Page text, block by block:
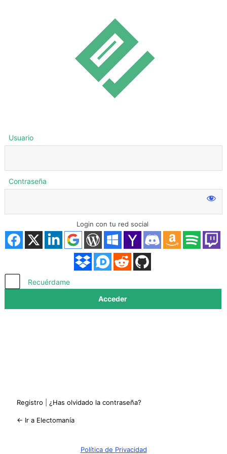
Acceder
Usuario
Contraseña
Login con tu red social
Recuérdame
Registro ¿Has olvidado la contraseña?
← Ir a Electomanía
Política de Privacidad